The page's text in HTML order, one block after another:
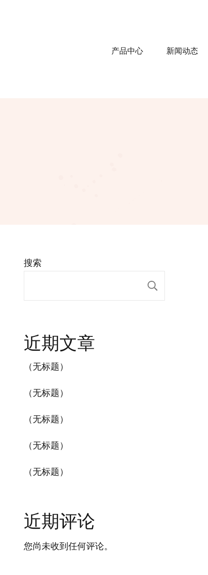
产品中心 新闻动态
搜索
近期文章
（无标题）
（无标题）
（无标题）
（无标题）
（无标题）
近期评论
您尚未收到任何评论。